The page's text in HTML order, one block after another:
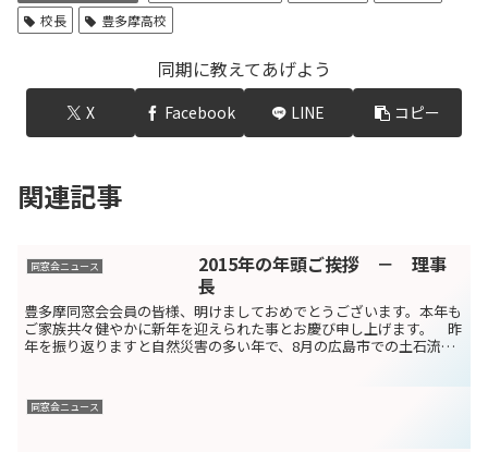
校長
豊多摩高校
同期に教えてあげよう
X Facebook LINE コピー
関連記事
同窓会ニュース
2015年の年頭ご挨拶 － 理事
長
豊多摩同窓会会員の皆様、明けましておめでとうございます。本年も
ご家族共々健やかに新年を迎えられた事とお慶び申し上げます。 昨
年を振り返りますと自然災害の多い年で、8月の広島市での土石流災
同窓会ニュース